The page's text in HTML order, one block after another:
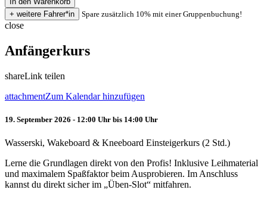
Spare zusätzlich 10% mit einer Gruppenbuchung!
close
Anfängerkurs
shareLink teilen
attachmentZum Kalendar hinzufügen
19. September 2026 - 12:00 Uhr bis 14:00 Uhr
Wasserski, Wakeboard & Kneeboard Einsteigerkurs (2 Std.)
Lerne die Grundlagen direkt von den Profis! Inklusive Leihmaterial
und maximalem Spaßfaktor beim Ausprobieren. Im Anschluss
kannst du direkt sicher im „Üben-Slot“ mitfahren.